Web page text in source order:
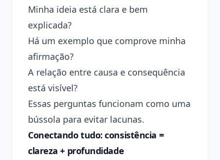
Minha ideia está clara e bem
explicada?
Há um exemplo que comprove minha
afirmação?
A relação entre causa e consequência
está visível?
Essas perguntas funcionam como uma
bússola para evitar lacunas.
Conectando tudo: consistência =
clareza + profundidade